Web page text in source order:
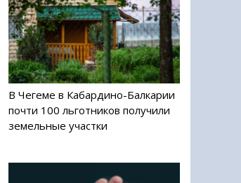
В Чегеме в Кабардино-Балкарии
почти 100 льготников получили
земельные участки